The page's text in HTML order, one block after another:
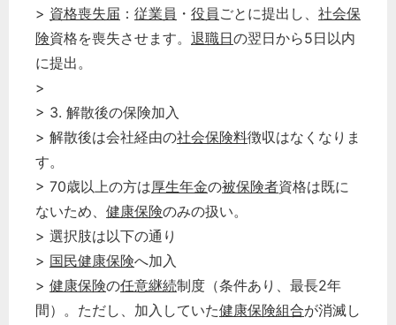
> 資格喪失届 ： 従業員 ・ 役員 ごとに提出し、 社会保
険資格を喪失させます。 退職日の翌日から5日以内
に提出。
>
> 3. 解散後の保険加入
> 解散後は会社経由の社会保険料徴収はなくなりま
す。
> 70歳以上の方は厚生年金の被保険者資格は既に
ないため、 健康保険のみの扱い。
> 選択肢は以下の通り
> 国民健康保険へ加入
> 健康保険の任意継続制度（条件あり、最長2年
間）。ただし、加入していた健康保険組合が消滅し